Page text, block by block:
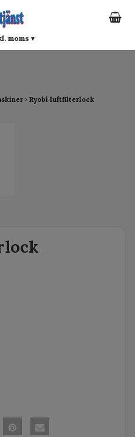
Ryobi luftfilterlock
moms ▾